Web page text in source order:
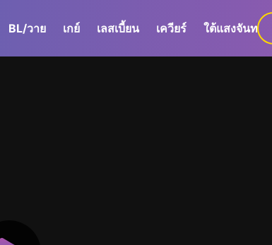
BL/วาย เกย์ เลสเบี้ยน เควียร์ ใต้แสงจันทร์